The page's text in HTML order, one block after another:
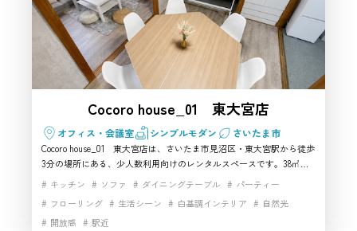
Cocoro house_01 東大宮店
オフィス・会議室 シンプルモダン さいたま市
Cocoro house_01 東大宮店は、さいたま市見沼区・東大宮駅から徒歩
3分の場所にある、少人数利用向けのレンタルスペースです。38㎡の
室内にはソファ、テーブル、テレビ、ホワイトボード、キッチン設備
画撮影にも対応しやすい空間です。二面採光や現代アートのある室内
を活かし、さいたま市でハウススタジオや撮影スタジオを探している
キッチン ソファ ダイニングテーブル
パーティー
フローリング
生活シーン 白基調インテリア
自然光
開放感
駅近